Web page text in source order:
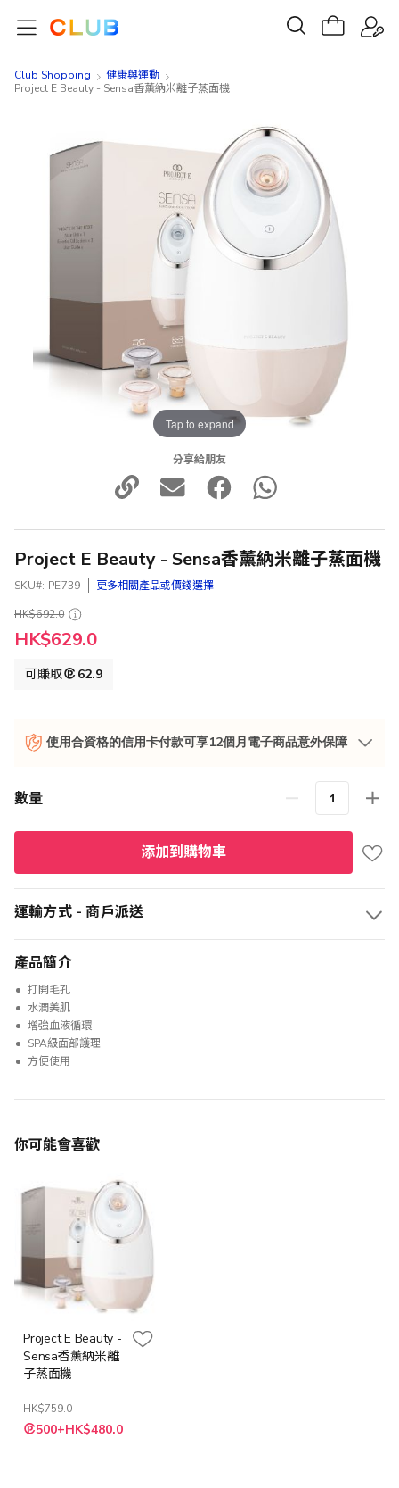
Club Shopping
健康與運動
Project E Beauty - Sensa香薰納米離子蒸面機
beginning
Tap to expand
分享給朋友
Project E Beauty - Sensa香薰納米離子蒸面機
SKU PE739
更多相關產品或價錢選擇
HK$692.0
特
殊HK$629.0
可賺取 62.9
使用合資格的信用卡付款可享12個月電子商品意外保障
數量
添加到購物車
運輸方式 - 商戶派送
產品簡介
打開毛孔
水潤美肌
增強血液循環
SPA級面部護理
方便使用
你可能會喜歡
Project E Beauty -
Sensa香薰納米離
子蒸面機
HK$759.0
特 500+HK$480.0